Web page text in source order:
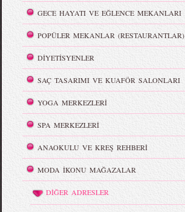
GECE HAYATI VE EĞLENCE MEKANLARI
POPÜLER MEKANLAR (RESTAURANTLAR)
DİYETİSYENLER
SAÇ TASARIMI VE KUAFÖR SALONLARI
YOGA MERKEZLERİ
SPA MERKEZLERİ
ANAOKULU VE KREŞ REHBERİ
MODA İKONU MAĞAZALAR
DİĞER ADRESLER